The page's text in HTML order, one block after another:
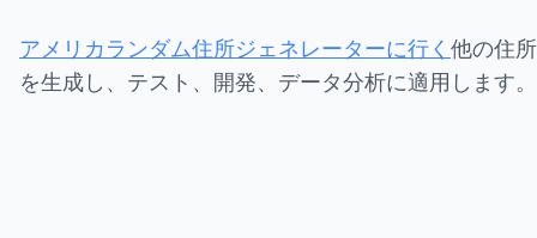
アメリカランダム住所ジェネレーターに行く 他の住所
を生成し、テスト、開発、データ分析に適用します。